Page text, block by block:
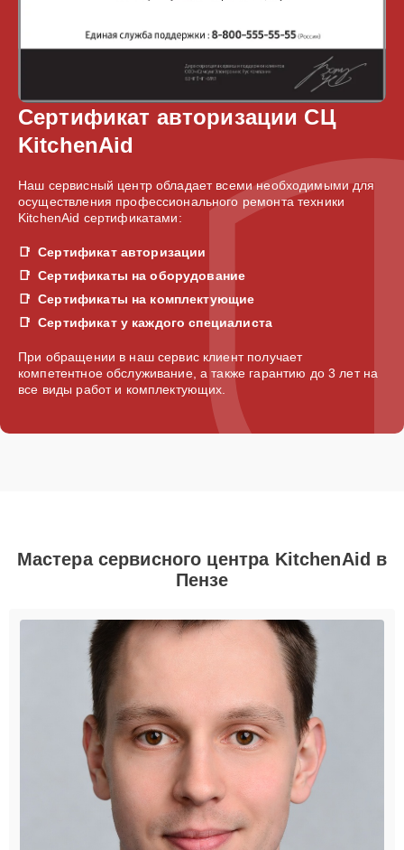
Сертификат авторизации СЦ
KitchenAid
Наш сервисный центр обладает всеми необходимыми для
осуществления профессионального ремонта техники
KitchenAid сертификатами:
Сертификат авторизации
Сертификаты на оборудование
Сертификаты на комплектующие
Сертификат у каждого специалиста
При обращении в наш сервис клиент получает
компетентное обслуживание, а также гарантию до 3 лет на
все виды работ и комплектующих.
Мастера сервисного центра KitchenAid в
Пензе